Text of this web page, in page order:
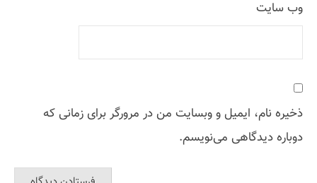
وب‌ سایت
ذخیره نام، ایمیل و وبسایت من در مرورگر برای زمانی که
دوباره دیدگاهی می‌نویسم.